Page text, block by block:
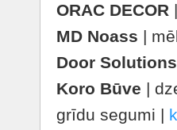
ORAC DECOR
MD Noass |
Door Solutions
Koro Būve |
grīdu segumi |